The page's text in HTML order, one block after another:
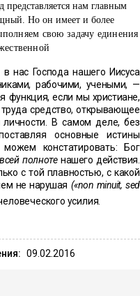
нам главным
Но он имеет и более
свою задачу единения
нас Господа нашего Иисуса
рабочими, учеными, —
функция,если мы христиане,
средство, открывающее
личности. В самом деле, без
основные истины
констатировать: Бог
всей полнотенашего действия.
с той плавностью, с какой
не нарушая («non minuit, sed
усилия.
09.02.2016